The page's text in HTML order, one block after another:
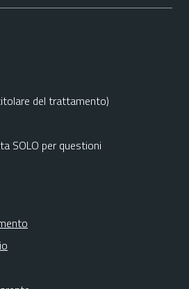
del trattamento)
SOLO per questioni